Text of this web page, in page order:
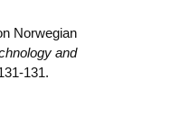
Norwegian
and
131.